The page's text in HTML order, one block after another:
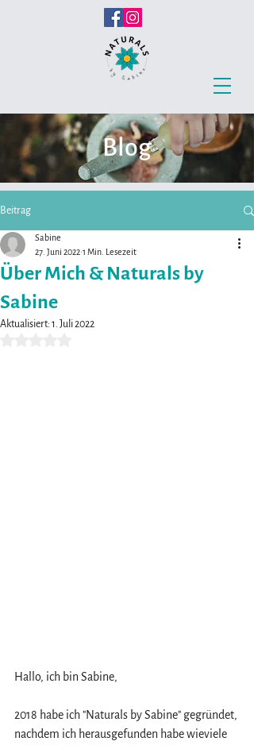
Blog
Beitrag
Über Mich & Naturals by
Sabine
Sabine
27. Juni 2022 1 Min. Lesezeit
Aktualisiert: 1. Juli 2022
Hallo, ich bin Sabine,
2018 habe ich "Naturals by Sabine" gegründet,
nachdem ich herausgefunden habe wieviele